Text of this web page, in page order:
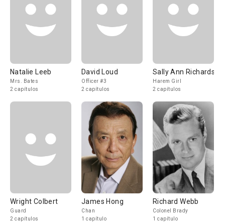
Natalie Leeb
Mrs. Bates
2 capítulos
David Loud
Officer #3
2 capítulos
Sally Ann Richards
Harem Girl
2 capítulos
Wright Colbert
Guard
2 capítulos
James Hong
Chan
1 capítulo
Richard Webb
Colonel Brady
1 capítulo